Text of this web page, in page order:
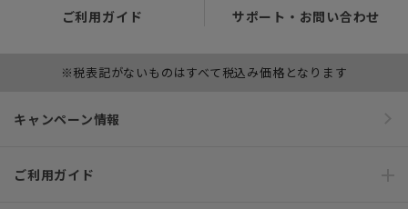
ご利用ガイド サポート・お問い合わせ
※税表記がないものはすべて税込み価格となります
キャンペーン情報
ご利用ガイド